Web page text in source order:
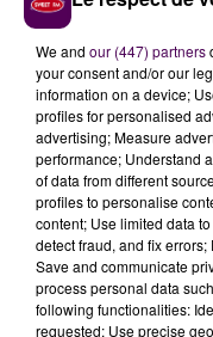
cinquantaine de
aux viandes telles
moyen estimé
We and our (447) partners
your consent and/or our
information on a device;
profiles for personalised
advertising; Measure
performance; Understand
of data from different
profiles to personalise
content; Use limited data
detect fraud, and fix
Save and communicate
process personal data
following functionalities:
requested; Use precise